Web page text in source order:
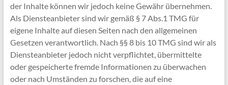
der Inhalte können wir jedoch keine Gewähr übernehmen.
Als Diensteanbieter sind wir gemäß § 7 Abs.1 TMG für
eigene Inhalte auf diesen Seiten nach den allgemeinen
Gesetzen verantwortlich. Nach §§ 8 bis 10 TMG sind wir als
Diensteanbieter jedoch nicht verpflichtet, übermittelte
oder gespeicherte fremde Informationen zu überwachen
oder nach Umständen zu forschen, die auf eine